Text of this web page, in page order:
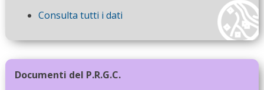
Consulta tutti i dati
Documenti del P.R.G.C.